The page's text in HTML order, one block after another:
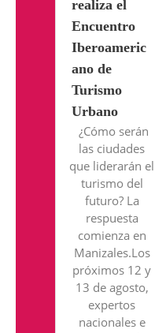
realiza el
Encuentro
Iberoameric
ano de
Turismo
Urbano
¿Cómo serán
las ciudades
que liderarán el
turismo del
futuro? La
respuesta
comienza en
Manizales.Los
próximos 12 y
13 de agosto,
expertos
nacionales e